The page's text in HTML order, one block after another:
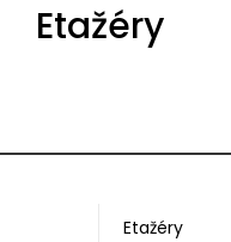
Etažéry
Etažéry